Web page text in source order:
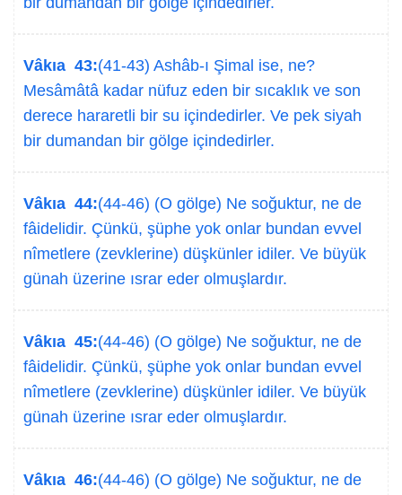
Vâkıa 43:(41-43) Ashâb-ı Şimal ise, ne?
Mesâmâtâ kadar nüfuz eden bir sıcaklık ve son
derece hararetli bir su içindedirler. Ve pek siyah
bir dumandan bir gölge içindedirler.
Vâkıa 44:(44-46) (O gölge) Ne soğuktur, ne de
fâidelidir. Çünkü, şüphe yok onlar bundan evvel
nîmetlere (zevklerine) düşkünler idiler. Ve büyük
günah üzerine ısrar eder olmuşlardır.
Vâkıa 45:(44-46) (O gölge) Ne soğuktur, ne de
fâidelidir. Çünkü, şüphe yok onlar bundan evvel
nîmetlere (zevklerine) düşkünler idiler. Ve büyük
günah üzerine ısrar eder olmuşlardır.
Vâkıa 46:(44-46) (O gölge) Ne soğuktur, ne de